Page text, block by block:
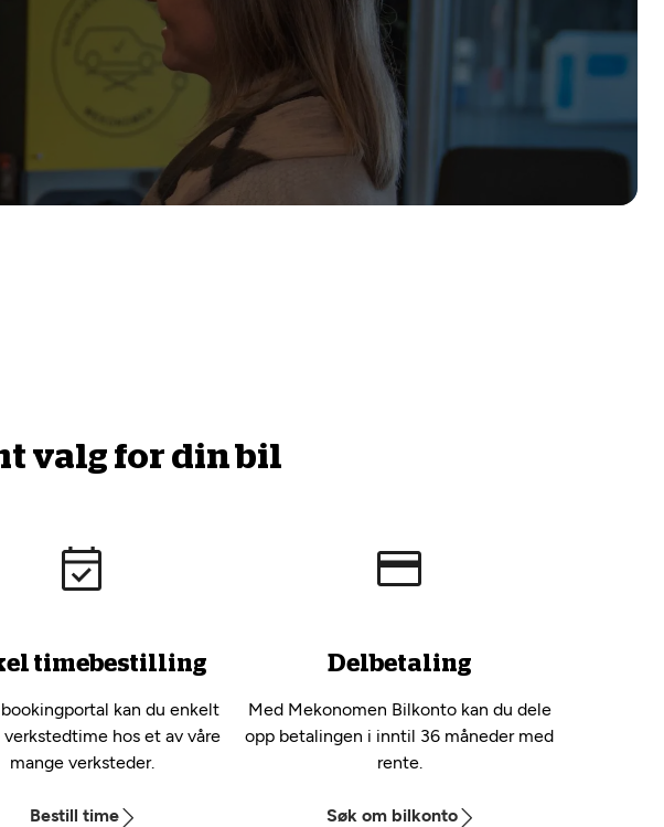
valg for din bil
timebestilling
kan du enkelt
hos et av våre
mange verksteder.
Bestill time
Delbetaling
Med Mekonomen Bilkonto kan du dele
opp betalingen i inntil 36 måneder med
rente.
Søk om bilkonto